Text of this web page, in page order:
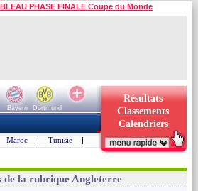
PHASE FINALE Coupe du Monde
Bayern
Dortmund
Résultats
Classements
Calendriers
Maroc | Tunisie |
de la rubrique Angleterre